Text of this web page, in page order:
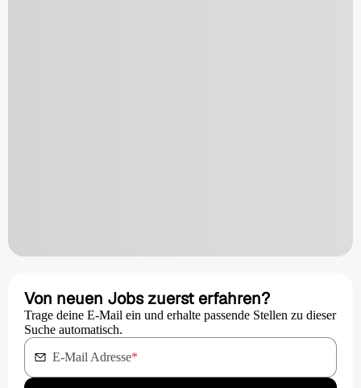
Von neuen Jobs zuerst erfahren?
Trage deine E-Mail ein und erhalte passende Stellen zu dieser
Suche automatisch.
E-Mail Adresse*